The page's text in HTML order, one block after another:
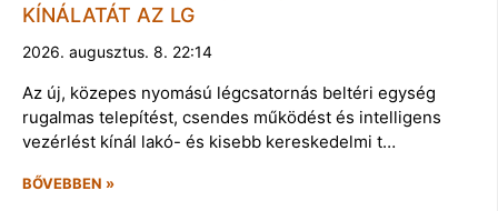
KÍNÁLATÁT AZ LG
2026. augusztus. 8. 22:14
Az új, közepes nyomású légcsatornás beltéri egység
rugalmas telepítést, csendes működést és intelligens
vezérlést kínál lakó- és kisebb kereskedelmi t…
BŐVEBBEN »